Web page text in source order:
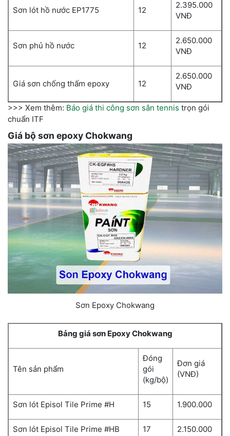
Sơn lót hồ nước EP1775 12
2.395.000
VNĐ
Sơn phủ hồ nước 12
2.650.000
VNĐ
Giá sơn chống thấm epoxy 12
2.650.000
VNĐ
>>> Xem thêm: Báo giá thi công sơn sân tennis trọn gói
chuẩn ITF
Giá bộ sơn epoxy Chokwang
Sơn Epoxy Chokwang
Bảng giá sơn Epoxy Chokwang
Tên sản phẩm
Đóng
gói
(kg/bộ)
Đơn giá
(VNĐ)
Sơn lót Episol Tile Prime #H 15 1.900.000
Sơn lót Episol Tile Prime #HB 17 2.150.000